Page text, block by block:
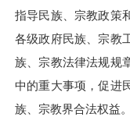
指导民族、宗教政策
各级政府民族、宗教
族、宗教法律法规规
中的重大事项，促进
族、宗教界合法权益。